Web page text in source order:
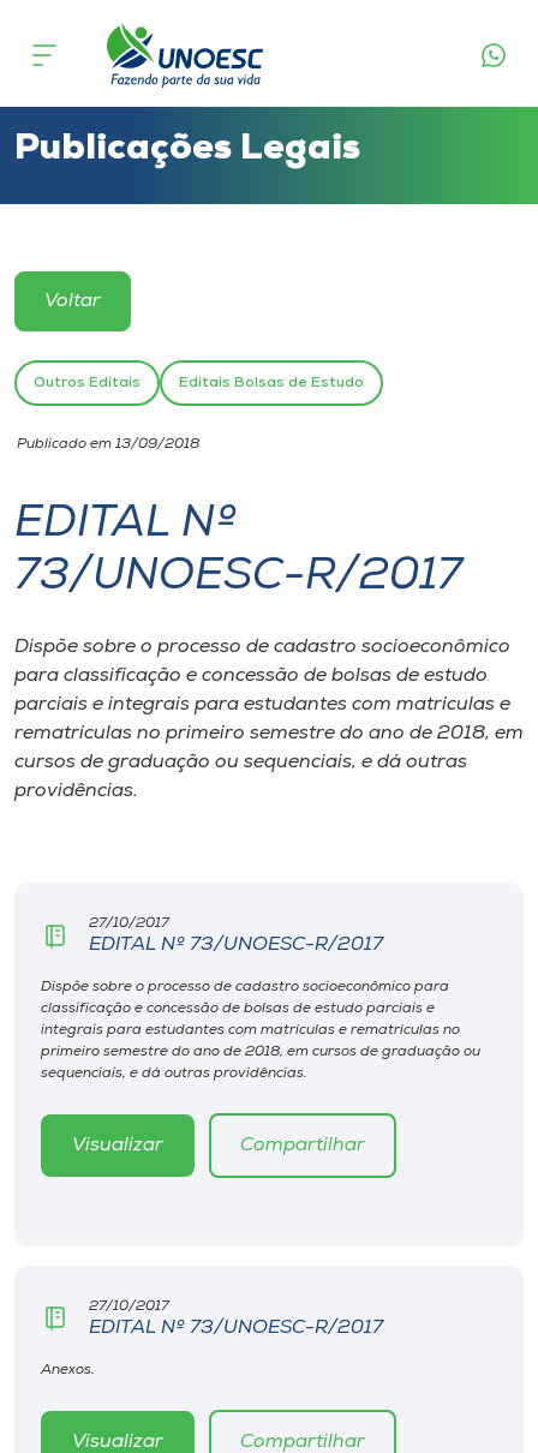
Cursos
Atendimento ao Estudante
Portal de Ensino
Unoesc
Internacionalização
I.nova
Diplomados
Cultura
CPA
Editora
Rádio
Museu
Selecione
o idioma
Publicações Legais
Voltar
Outros Editais Editais Bolsas de Estudo
Publicado em 13/09/2018
EDITAL Nº
73/UNOESC-R/2017
Dispõe sobre o processo de cadastro socioeconômico
para classificação e concessão de bolsas de estudo
parciais e integrais para estudantes com matrículas e
rematrículas no primeiro semestre do ano de 2018, em
cursos de graduação ou sequenciais, e dá outras
providências.
27/10/2017
EDITAL Nº 73/UNOESC-R/2017
Dispõe sobre o processo de cadastro socioeconômico para
classificação e concessão de bolsas de estudo parciais e
integrais para estudantes com matrículas e rematrículas no
primeiro semestre do ano de 2018, em cursos de graduação ou
sequenciais, e dá outras providências.
Visualizar Compartilhar
27/10/2017
EDITAL Nº 73/UNOESC-R/2017
Anexos.
Visualizar Compartilhar